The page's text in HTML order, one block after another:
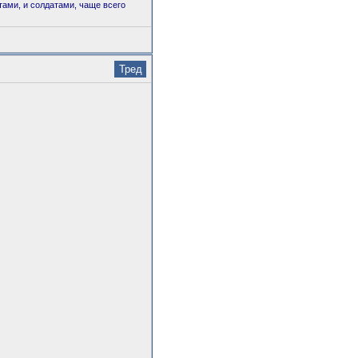
и солдатами, чаще всего
Тред